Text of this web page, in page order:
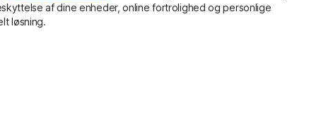
af dine enheder, online fortrolighed og personlige
løsning.